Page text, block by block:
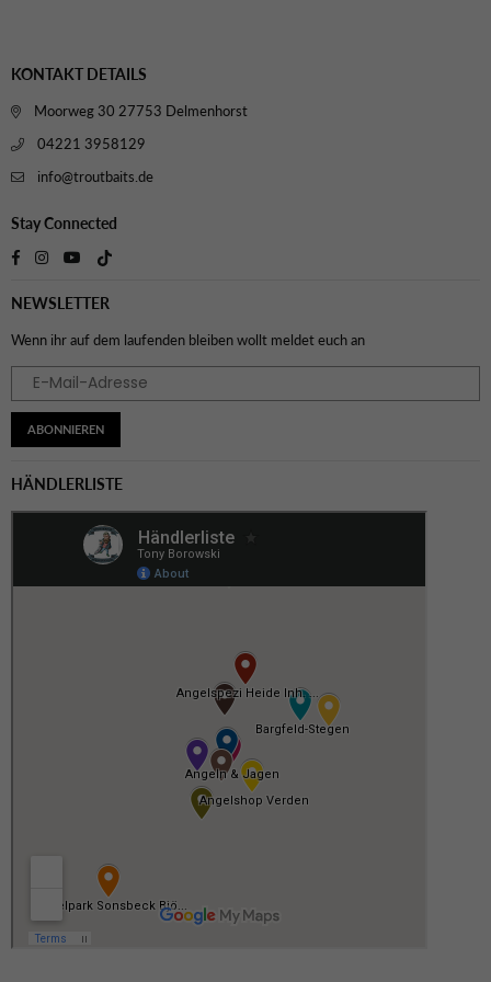
KONTAKT DETAILS
Moorweg 30 27753 Delmenhorst
04221 3958129
info@troutbaits.de
Stay Connected
FacebookInstagram
YouTube
NEWSLETTER
Wenn ihr auf dem laufenden bleiben wollt meldet euch an
ABONNIEREN
HÄNDLERLISTE